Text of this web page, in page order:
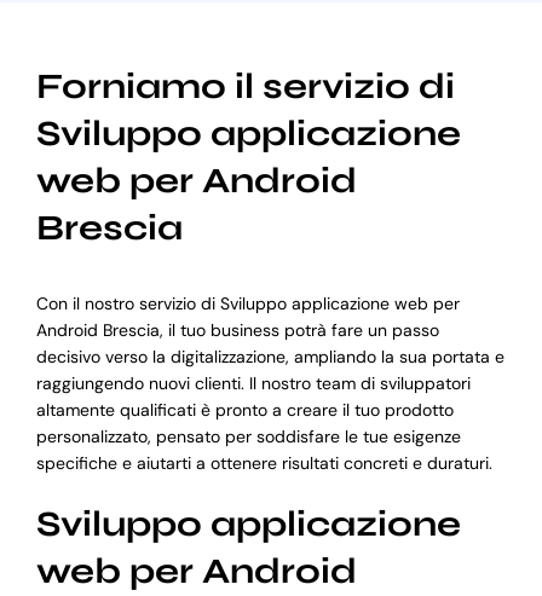
Forniamo il servizio di
Sviluppo applicazione
web per Android
Brescia
Con il nostro servizio di Sviluppo applicazione web per
Android Brescia, il tuo business potrà fare un passo
decisivo verso la digitalizzazione, ampliando la sua portata e
raggiungendo nuovi clienti. Il nostro team di sviluppatori
altamente qualificati è pronto a creare il tuo prodotto
personalizzato, pensato per soddisfare le tue esigenze
specifiche e aiutarti a ottenere risultati concreti e duraturi.
Sviluppo applicazione
web per Android